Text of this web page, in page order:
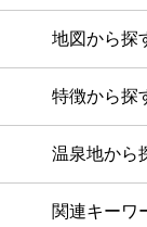
地図から探
特徴から探
温泉地から
関連キーワ